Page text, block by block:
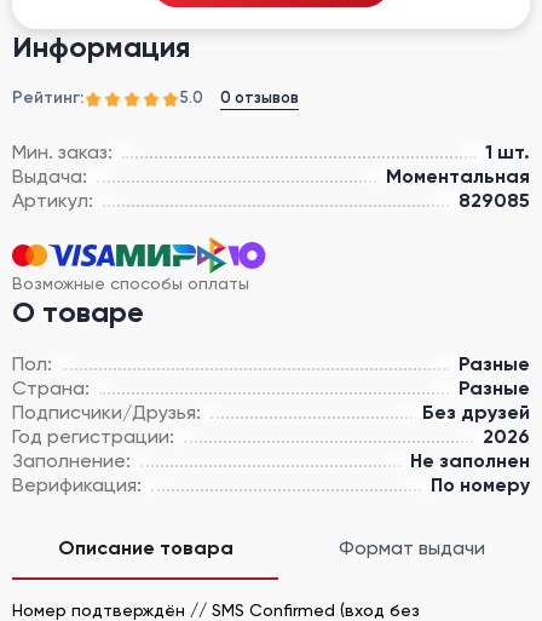
Информация
Рейтинг: 5.0 0 отзывов
Мин. заказ:
1 шт.
Выдача:
Моментальная
Артикул:
829085
Возможные способы оплаты
О товаре
Пол:
Разные
Страна:
Разные
Подписчики/Друзья:
Без друзей
Год регистрации:
2026
Заполнение:
Не заполнен
Верификация:
По номеру
Описание товара Формат выдачи
Номер подтверждён // SMS Confirmed (вход без